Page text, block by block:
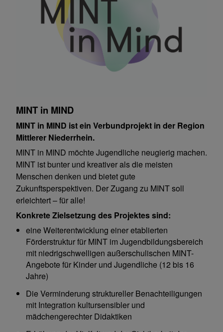
MINT in MIND
MINT in MIND ist ein Verbundprojekt in der Region
Mittlerer Niederrhein.
MINT in MIND möchte Jugendliche neugierig machen.
MINT ist bunter und kreativer als die meisten
Menschen denken und bietet gute
Zukunftsperspektiven. Der Zugang zu MINT soll
erleichtert – für alle!
Konkrete Zielsetzung des Projektes sind:
eine Weiterentwicklung einer etablierten
Förderstruktur für MINT im Jugendbildungsbereich
mit niedrigschwelligen außerschulischen MINT-
Angebote für Kinder und Jugendliche (12 bis 16
Jahre)
Die Verminderung struktureller Benachteiligungen
mit Integration kultursensibler und
mädchengerechter Didaktiken